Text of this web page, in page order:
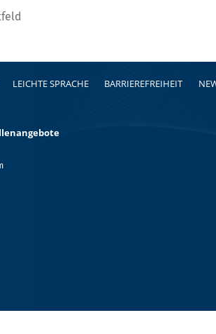
LEICHTE SPRACHE BARRIEREFREIHEIT